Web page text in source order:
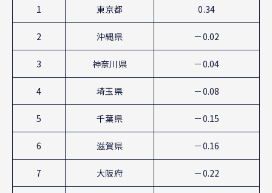
1 東京都 0.34
2 沖縄県 －0.02
3 神奈川県 －0.04
4 埼玉県 －0.08
5 千葉県 －0.15
6 滋賀県 －0.16
7 大阪府 －0.22